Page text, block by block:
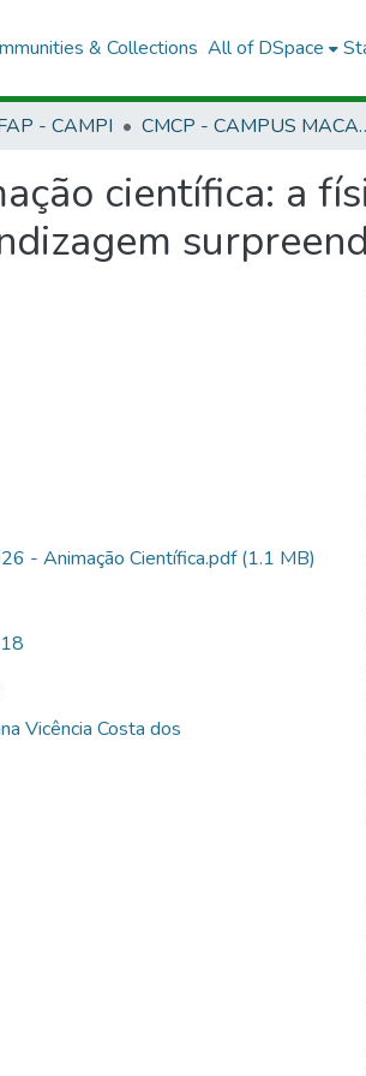
& Collections All of DSpace
- CAMPI CMCP -
científica: a
- Animação Científica.pdf(1.1 MB)
Vicência Costa dos